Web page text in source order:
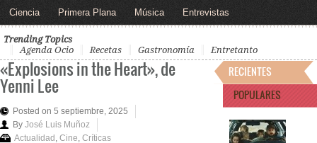
Ciencia Primera Plana Música Entrevistas
Trending Topics
Agenda Ocio
Recetas Gastronomía Entretanto
«Explosions in the Heart», de
Yenni Lee
Posted on 5 septiembre, 2025
By José Luis Muñoz
Actualidad Cine Críticas
RECIENTES
POPULARES